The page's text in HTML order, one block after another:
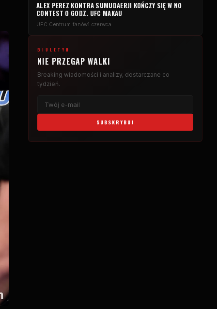
ALEX PEREZ KONTRA SUMUDAERJI KOŃCZY SIĘ W NO
CONTEST O GODZ. UFC MAKAU
UFC Centrum fanów1 czerwca
BIULETYN
NIE PRZEGAP WALKI
Breaking wiadomości i analizy, dostarczane co
tydzień.
SUBSKRYBUJ